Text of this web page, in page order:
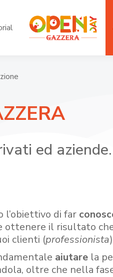
ed aziende.
l’obiettivo di far
ottenere il risultato
clienti (professionista
aiutare la
oltre che nella